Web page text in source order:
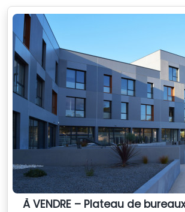
À VENDRE – Plateau de